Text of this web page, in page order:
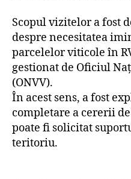
Scopul vizitelor a fost
despre necesitatea
parcelelor viticole în
gestionat de Oficiul
(ONVV).
În acest sens, a fost
completare a cererii
poate fi solicitat
teritoriu.